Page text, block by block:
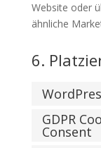
Website oder
ähnliche
6.
GDPR
Consent